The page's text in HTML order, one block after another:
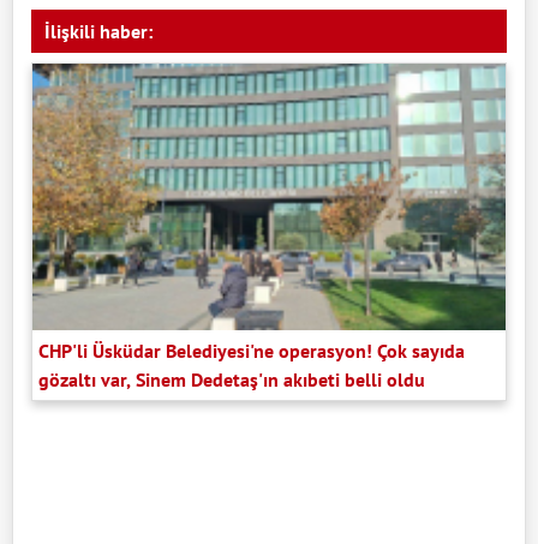
İlişkili haber:
CHP'li Üsküdar Belediyesi'ne operasyon! Çok sayıda
gözaltı var, Sinem Dedetaş'ın akıbeti belli oldu